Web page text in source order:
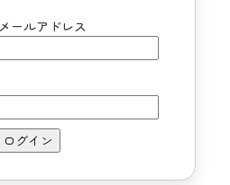
ールアドレス